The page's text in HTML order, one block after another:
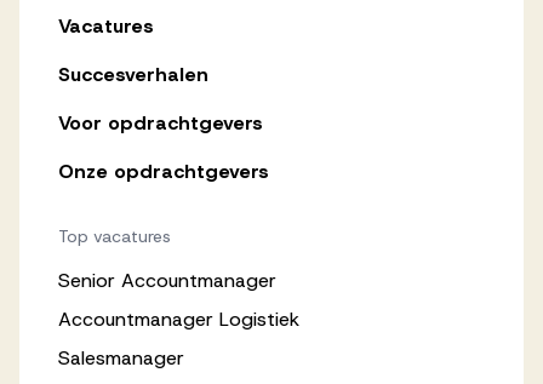
Vacatures
Succesverhalen
Voor opdrachtgevers
Onze opdrachtgevers
Top vacatures
Senior Accountmanager
Accountmanager Logistiek
Salesmanager